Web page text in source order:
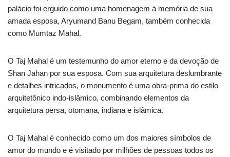
palácio foi erguido como uma homenagem à memória de sua
amada esposa, Aryumand Banu Begam, também conhecida
como Mumtaz Mahal.
O Taj Mahal é um testemunho do amor eterno e da devoção de
Shan Jahan por sua esposa. Com sua arquitetura deslumbrante
e detalhes intricados, o monumento é uma obra-prima do estilo
arquitetônico indo-islâmico, combinando elementos da
arquitetura persa, otomana, indiana e islâmica.
O Taj Mahal é conhecido como um dos maiores símbolos de
amor do mundo e é visitado por milhões de pessoas todos os